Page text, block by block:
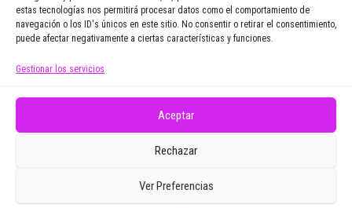
estas tecnologías nos permitirá procesar datos como el comportamiento de
navegación o los ID's únicos en este sitio. No consentir o retirar el consentimiento,
puede afectar negativamente a ciertas características y funciones.
Gestionar los servicios
Aceptar
Rechazar
Ver Preferencias
Email Address
electrónicos promocionales de Zoomdestinos.es